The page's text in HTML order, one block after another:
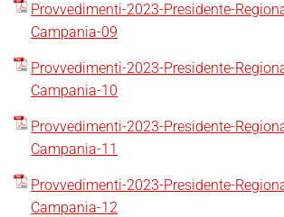
Provvedimenti-2023-Presidente-
Campania-09
Provvedimenti-2023-Presidente-
Campania-10
Provvedimenti-2023-Presidente-
Campania-11
Provvedimenti-2023-Presidente-
Campania-12